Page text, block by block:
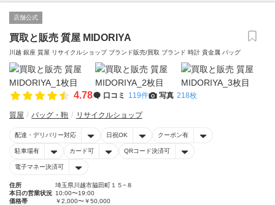
店舗公式
買取と販売 質屋 MIDORIYA
川越 銀座 質屋 リサイクルショップ ブランド販売/買取 ブランド 時計 貴金属 バッグ
4.78 口コミ 119件 写真 218枚
質屋 バッグ・鞄 リサイクルショップ
配達・デリバリー対応 日祝OK クーポン有
駐車場有 カード可 QRコード決済可
電子マネー決済可
住所
埼玉県川越市脇田町１５−８
本日の営業状況 10:00〜19:00
価格帯
￥2,000〜￥50,000